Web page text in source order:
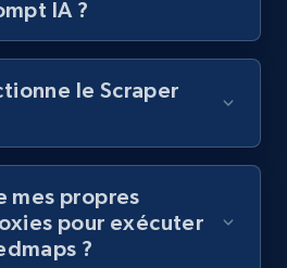
- Discovery records
Youtuber md5, Video url,
and more.
IA ?
le Scraper
mes propres
pour exécuter
?